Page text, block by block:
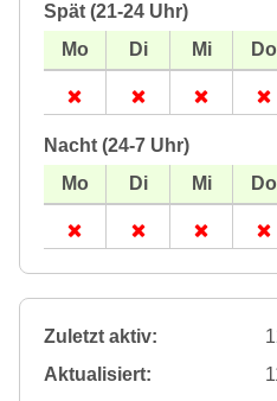
Spät (21-24 Uhr)
Nacht (24-7 Uhr)
Zuletzt aktiv:
Aktualisiert: